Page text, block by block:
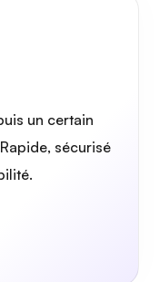
un certain
sécurisé